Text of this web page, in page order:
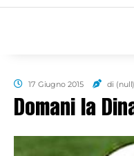
17 Giugno 2015 di (null)
Domani la